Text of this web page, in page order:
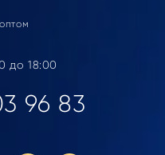
до 18:00
96 83